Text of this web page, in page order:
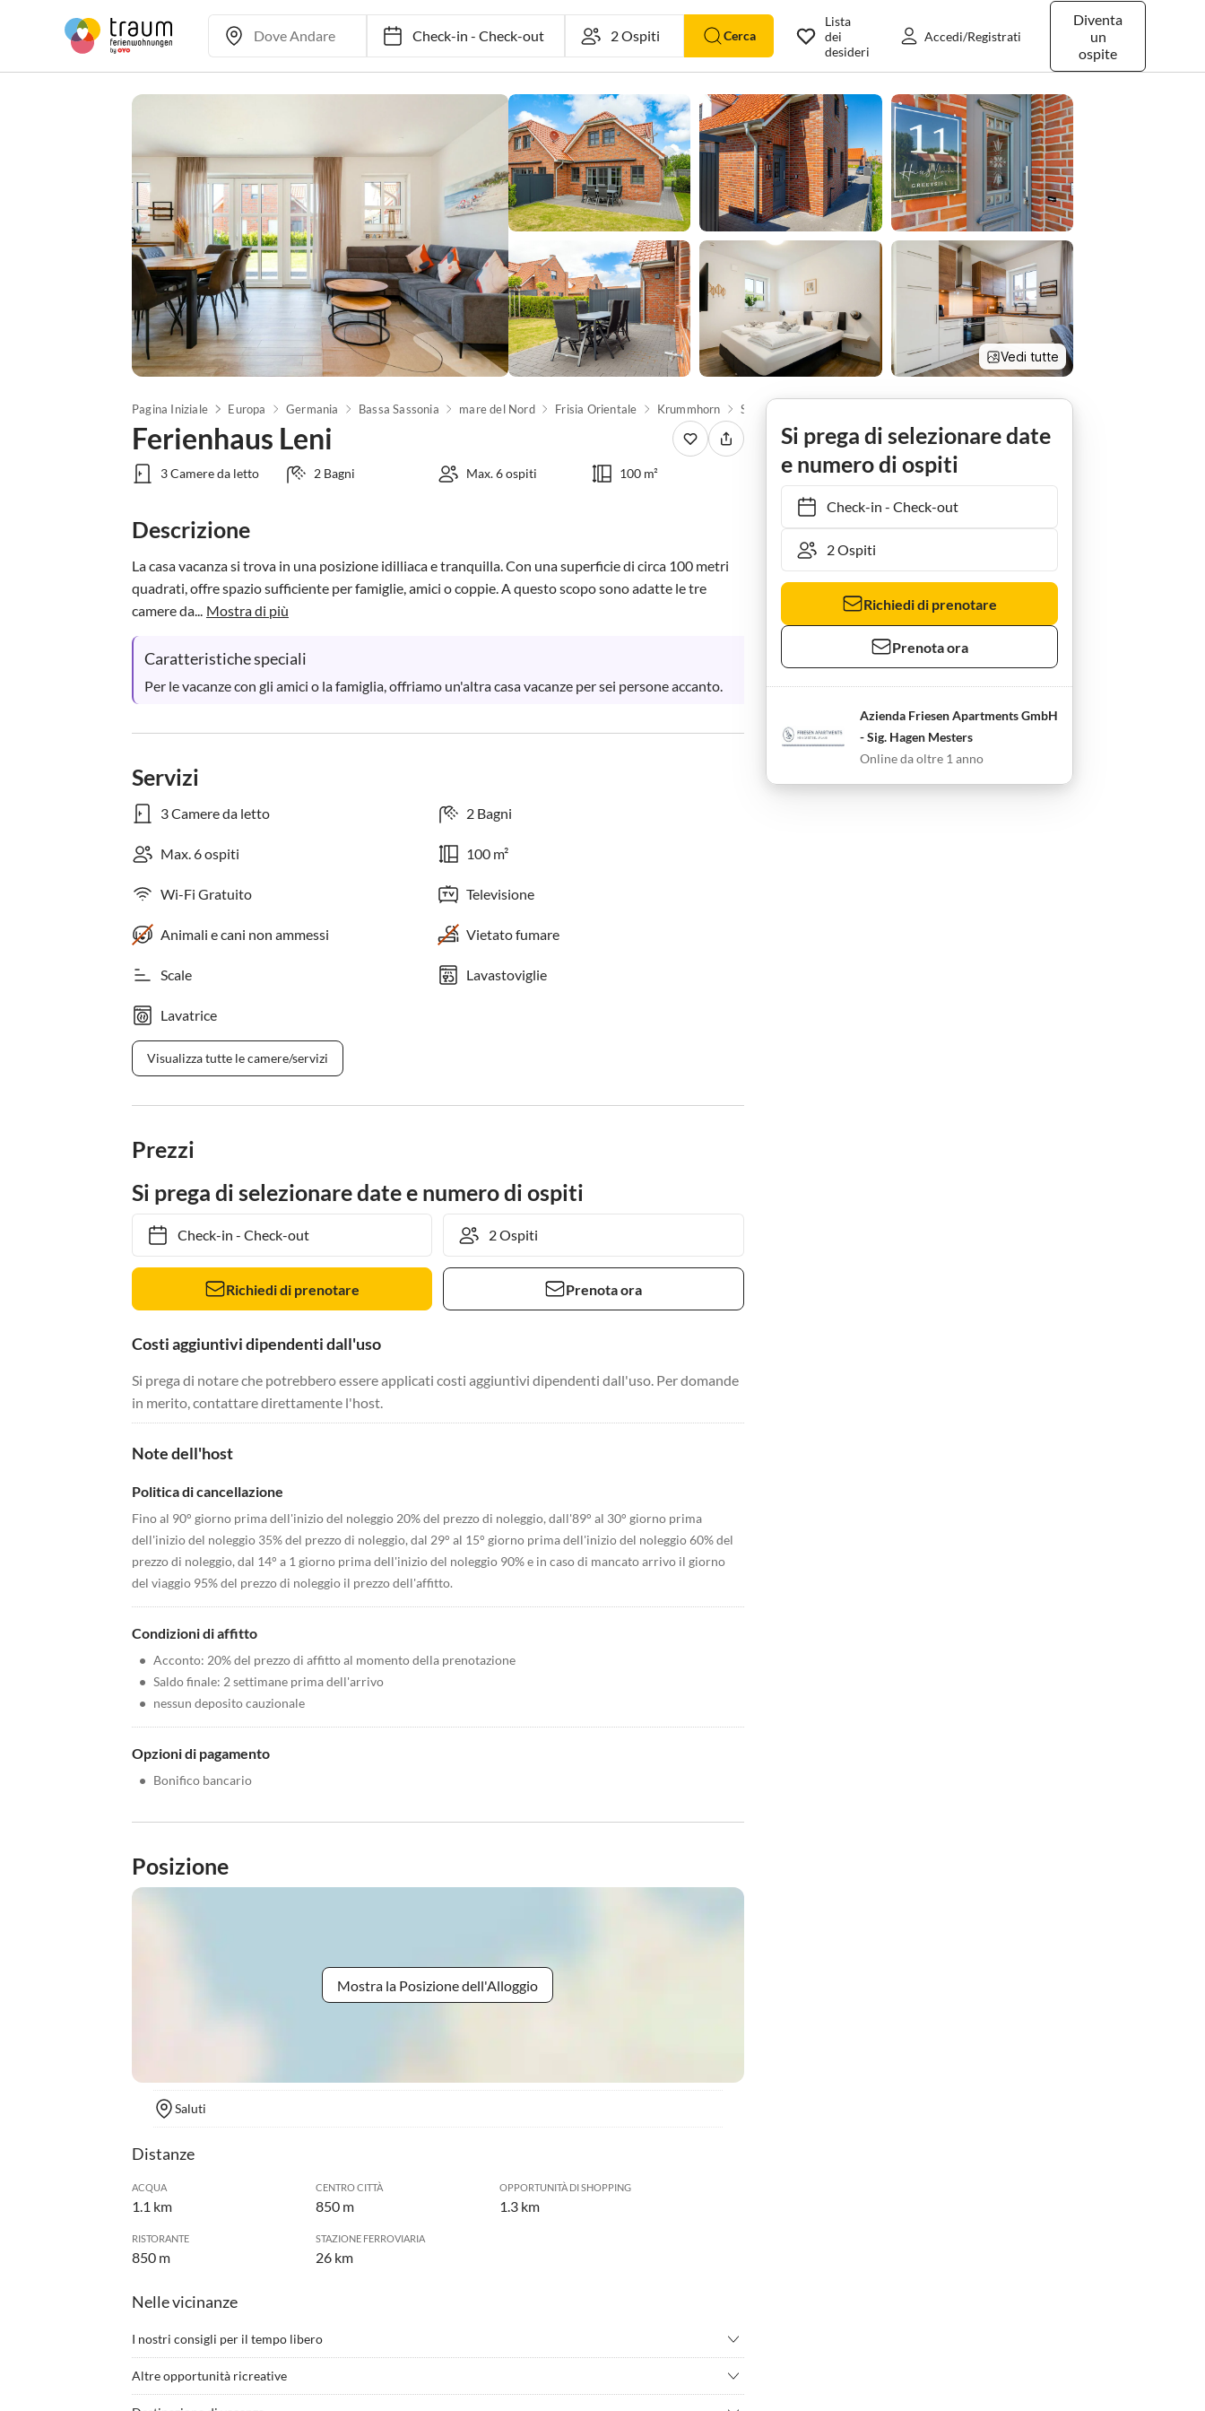
Check-in- Check-out Cerca
Diventa
un
ospite
Lista
dei
desideri
Accedi/Registrati
Vedi tutte
Pagina Iniziale Europa Germania Bassa Sassonia mare del Nord Frisia Orientale Krummhorn Saluti
Ferienhaus Leni
3 Camere da letto 2 Bagni Max. 6 ospiti 100 m²
Descrizione
La casa vacanza si trova in una posizione idilliaca e tranquilla. Con una superficie di circa 100 metri
quadrati, offre spazio sufficiente per famiglie, amici o coppie. A questo scopo sono adatte le tre
camere da... Mostra di più
Caratteristiche speciali
Per le vacanze con gli amici o la famiglia, offriamo un'altra casa vacanze per sei persone accanto.
Servizi
3 Camere da letto 2 Bagni
Max. 6 ospiti 100 m²
Wi-Fi Gratuito Televisione
Animali e cani non ammessi Vietato fumare
Scale Lavastoviglie
Lavatrice
Visualizza tutte le camere/servizi
Prezzi
Si prega di selezionare date e numero di ospiti
Check-in- Check-out
Richiedi di prenotare Prenota ora
Costi aggiuntivi dipendenti dall'uso
Si prega di notare che potrebbero essere applicati costi aggiuntivi dipendenti dall'uso. Per domande
in merito, contattare direttamente l'host.
Note dell'host
Politica di cancellazione
Fino al 90° giorno prima dell'inizio del noleggio 20% del prezzo di noleggio, dall'89° al 30° giorno prima
dell'inizio del noleggio 35% del prezzo di noleggio, dal 29° al 15° giorno prima dell'inizio del noleggio 60% del
prezzo di noleggio, dal 14° a 1 giorno prima dell'inizio del noleggio 90% e in caso di mancato arrivo il giorno
del viaggio 95% del prezzo di noleggio il prezzo dell'affitto.
Condizioni di affitto
• Acconto: 20% del prezzo di affitto al momento della prenotazione
• Saldo finale: 2 settimane prima dell'arrivo
• nessun deposito cauzionale
Opzioni di pagamento
• Bonifico bancario
Posizione
Mostra la Posizione dell'Alloggio
Saluti
Distanze
ACQUA
1.1 km
CENTRO CITTÀ
850 m
OPPORTUNITÀ DI SHOPPING
1.3 km
RISTORANTE
850 m
STAZIONE FERROVIARIA
26 km
Nelle vicinanze
I nostri consigli per il tempo libero
Altre opportunità ricreative
Si prega di selezionare date
e numero di ospiti
Check-in- Check-out
Richiedi di prenotare
Prenota ora
Azienda Friesen Apartments GmbH
- Sig. Hagen Mesters
Online da oltre 1 anno